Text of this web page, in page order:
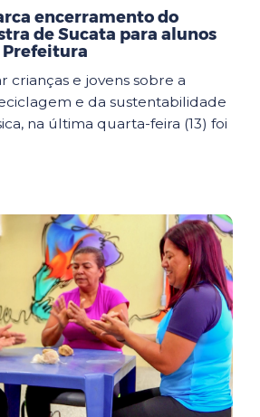
encerramento do
de Sucata para alunos
Prefeitura
crianças e jovens sobre a
e da sustentabilidade
na última quarta-feira (13) foi